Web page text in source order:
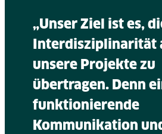
„Unser Ziel ist es,
Interdisziplinarität
unsere Projekte zu
übertragen. Denn
funktionierende
Kommunikation